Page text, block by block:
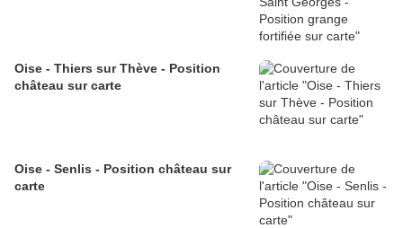
Oise - Thiers sur Thève - Position
château sur carte
Oise - Senlis - Position château sur
carte